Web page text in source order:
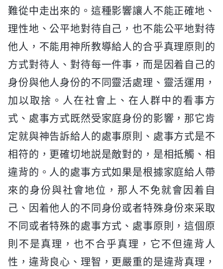
難從中走出來的。這種影響讓人不能正確地、
理性地、公平地對待自己，也不能公平地對待
他人，不能用神所教導給人的合乎真理原則的
方式對待人、對待每一件事，而是因着自己的
身份與他人身份的不同靈活處理、靈活運用，
加以取捨。人在社會上、在人群中的看事方
式、處事方式既然受家庭身份的影響，那它肯
定就與神告訴給人的處事原則、處事方式是不
相符的，更確切地説是敵對的，是相抵觸、相
違背的。人的處事方式如果是根據家庭給人帶
來的身份與社會地位，那人不免就會因着自
己、因着他人的不同身份或者特殊身份來采取
不同或者特殊的處事方式、處事原則，這個原
則不是真理，也不合乎真理，它不但違背人
性，違背良心、理智，更嚴重的是違背真理，